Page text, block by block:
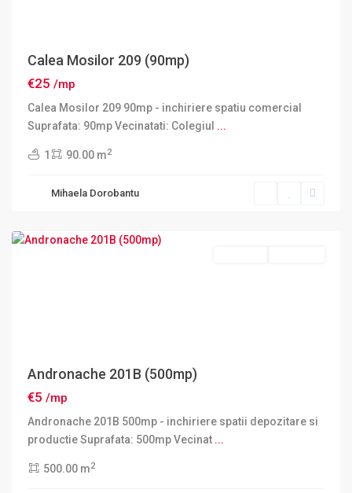
Calea Mosilor 209 (90mp)
€25 /mp
Calea Mosilor 209 90mp - inchiriere spatiu comercial
Suprafata: 90mp Vecinatati: Colegiul ...
1 90.00 m2
Mihaela Dorobantu
Andronache 201B (500mp)
€5 /mp
Andronache 201B 500mp - inchiriere spatii depozitare si
productie Suprafata: 500mp Vecinat ...
500.00 m2